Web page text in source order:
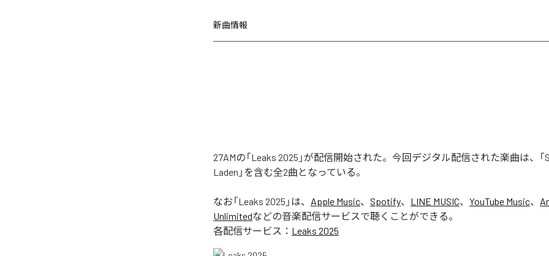
新曲情報
27AMの「Leaks 2025」が配信開始された。今回デジタル配信された楽曲は、「
Laden」を含む全2曲となっている。
なお「Leaks 2025 」は、 Apple Music、 Spotify、 LINE MUSIC、 YouTube Music、
Unlimitedなどの音楽配信サービスで聴くことができる。
各配信サービス： Leaks 2025